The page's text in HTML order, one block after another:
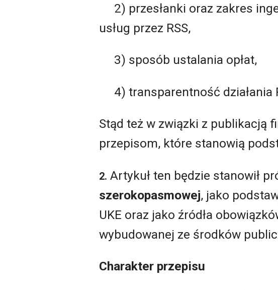
2) przesłanki oraz zakres
usług przez RSS,
3) sposób ustalania opłat,
4) transparentność działania
Stąd też w związki z publikacją
przepisom, które stanowią
2. Artykuł ten będzie stanowił
szerokopasmowej, jako
UKE oraz jako źródła
wybudowanej ze środków
Charakter przepisu